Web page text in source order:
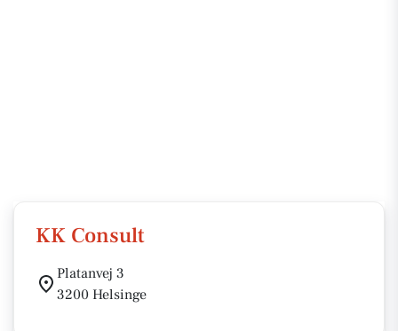
KK Consult
Platanvej 3
3200 Helsinge